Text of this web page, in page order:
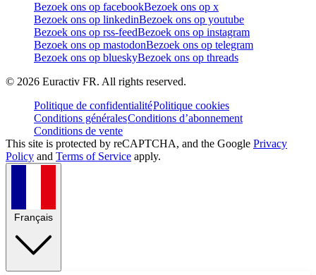
Bezoek ons op facebookBezoek ons op x
Bezoek ons op linkedinBezoek ons op youtube
Bezoek ons op rss-feedBezoek ons op instagram
Bezoek ons op mastodonBezoek ons op telegram
Bezoek ons op blueskyBezoek ons op threads
© 2026 Euractiv FR. All rights reserved.
Politique de confidentialitéPolitique cookies
Conditions généralesConditions d’abonnement
Conditions de vente
This site is protected by reCAPTCHA, and the Google Privacy
Policy and Terms of Service apply.
Français